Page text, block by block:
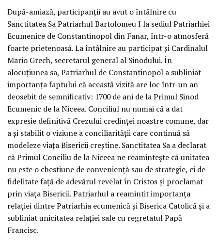
După-amiază, participanții au avut o întâlnire cu
Sanctitatea Sa Patriarhul Bartolomeu I la sediul Patriarhiei
Ecumenice de Constantinopol din Fanar, într-o atmosferă
foarte prietenoasă. La întâlnire au participat și Cardinalul
Mario Grech, secretarul general al Sinodului. În
alocuțiunea sa, Patriarhul de Constantinopol a subliniat
importanța faptului că această vizită are loc într-un an
deosebit de semnificativ: 1700 de ani de la Primul Sinod
Ecumenic de la Niceea. Conciliul nu numai că a dat
expresie definitivă Crezului credinței noastre comune, dar
a și stabilit o viziune a conciliarității care continuă să
modeleze viața Bisericii creștine. Sanctitatea Sa a declarat
că Primul Conciliu de la Niceea ne reamintește că unitatea
nu este o chestiune de conveniență sau de strategie, ci de
fidelitate față de adevărul revelat în Cristos și proclamat
prin viața Bisericii. Patriarhul a reamintit importanța
relației dintre Patriarhia ecumenică și Biserica Catolică și a
subliniat unicitatea relației sale cu regretatul Papă
Francisc.